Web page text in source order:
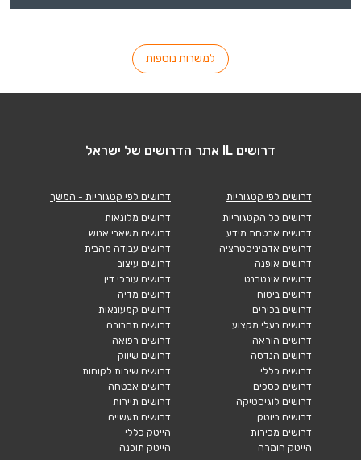
למשרות נוספות
דרושים IL אתר הדרושים של ישראל
דרושים לפי קטגוריות
דרושים כל הקטגוריות
דרושים אבטחת מידע
דרושים אדמיניסטרציה
דרושים אופנה
דרושים אינטרנט
דרושים ביטוח
דרושים בכירים
דרושים בעלי מקצוע
דרושים הוראה
דרושים הנדסה
דרושים כללי
דרושים כספים
דרושים לוגיסטיקה
דרושים ביוטק
דרושים מכירות
הייטק חומרה
דרושים לפי קטגוריות - המשך
דרושים מלונאות
דרושים משאבי אנוש
דרושים עבודה מהבית
דרושים עיצוב
דרושים עורכי דין
דרושים מדיה
דרושים קמעונאות
דרושים תחבורה
דרושים רפואה
דרושים שיווק
דרושים שירות לקוחות
דרושים אבטחה
דרושים תיירות
דרושים תעשייה
הייטק כללי
הייטק תוכנה